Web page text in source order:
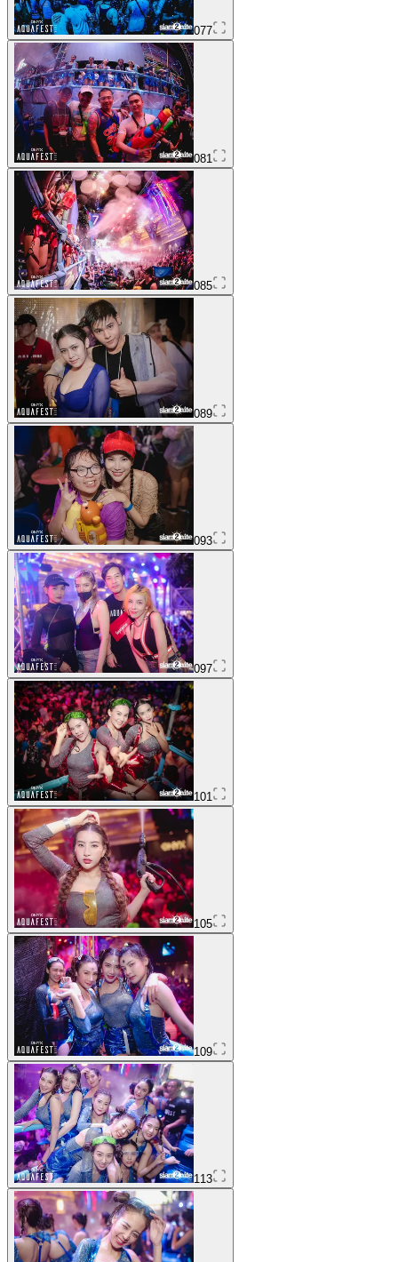
077
081
085
089
093
097
101
105
109
113